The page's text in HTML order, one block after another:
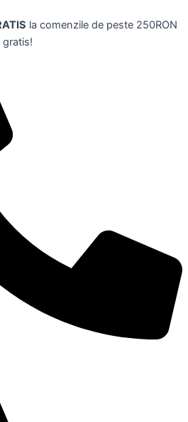
la comenzile de peste 250RON